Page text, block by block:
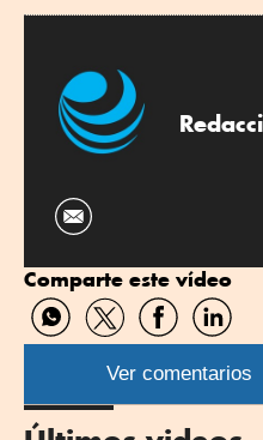
Comparte este vídeo
Compartir
por
WhatsApp
Compartir
por
Twitter
Compartir
por
Facebook
por
Ver comentarios